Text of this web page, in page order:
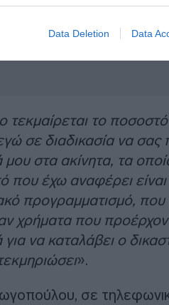
Data Deletion Data
το
σε διαδικασία να
στα ακίνητα, τα
έχω αναφέρει είναι
προγραμματισμό, που
χρήματα που
να καταλάβει ο
».
σε